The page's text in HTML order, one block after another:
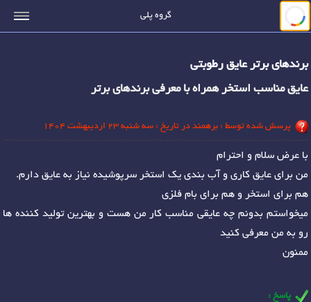
گروه پلی جستجو
برندهای برتر عایق رطوبتی
عایق مناسب استخر همراه با معرفی برندهای برتر
پرسش شده توسط : برهمند در تاریخ : سه شنبه 23 اردیبهشت 1404
با عرض سلام و احترام
من برای عایق کاری و آب بندی یک استخر سرپوشیده نیاز به عایق دارم.
هم برای استخر و هم برای بام فلزی
میخواستم بدونم چه عایقی مناسب کار من هست و بهترین تولید کننده ها
رو به من معرفی کنید
ممنون
پاسخ :